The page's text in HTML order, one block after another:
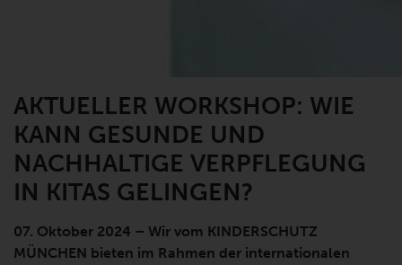
AKTUELLER WORKSHOP: WIE
KANN GESUNDE UND
NACHHALTIGE VERPFLEGUNG
IN KITAS GELINGEN?
07. Oktober 2024 – Wir vom KINDERSCHUTZ
MÜNCHEN bieten im Rahmen der internationalen